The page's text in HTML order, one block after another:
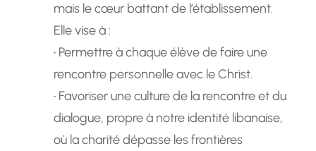
mais le cœur battant de l’établissement.
Elle vise à :
• Permettre à chaque élève de faire une
rencontre personnelle avec le Christ.
• Favoriser une culture de la rencontre et du
dialogue, propre à notre identité libanaise,
où la charité dépasse les frontières